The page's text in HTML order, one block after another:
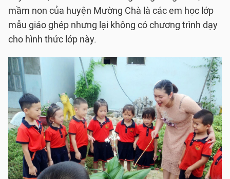
mầm non của huyện Mường Chà là các em học lớp
mẫu giáo ghép nhưng lại không có chương trình dạy
cho hình thức lớp này.